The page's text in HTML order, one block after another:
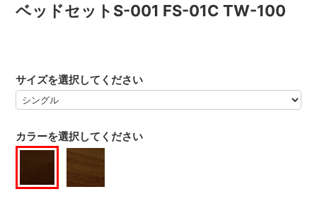
ベッドセットS-001 FS-01C TW-100
カラーを選択してください
サイズを選択してください